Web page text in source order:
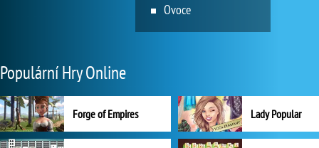
Ovoce
Populární Hry Online
Forge of Empires Lady Popular